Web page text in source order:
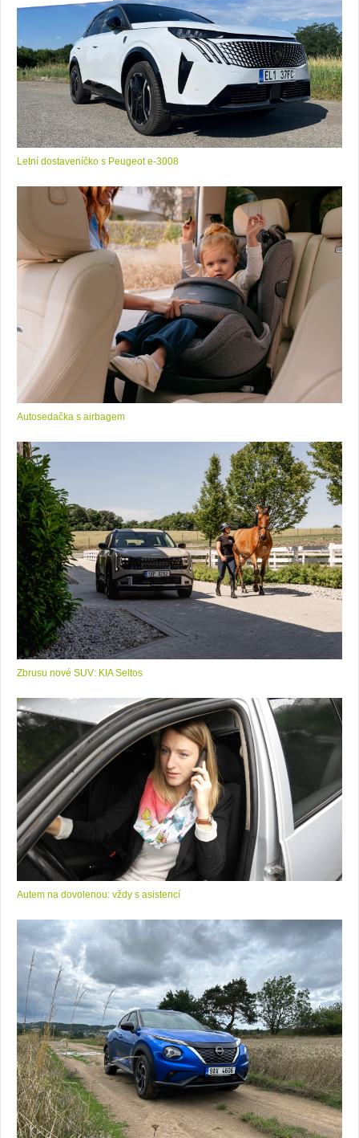
Letní dostaveníčko s Peugeot e-3008
Autosedačka s airbagem
Zbrusu nové SUV: KIA Seltos
Autem na dovolenou: vždy s asistencí